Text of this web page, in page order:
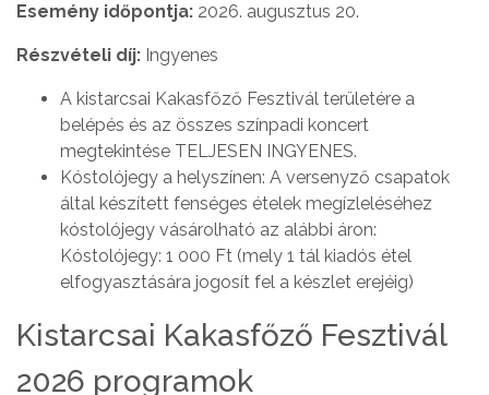
Esemény időpontja: 2026. augusztus 20.
Részvételi díj: Ingyenes
A kistarcsai Kakasfőző Fesztivál területére a
belépés és az összes színpadi koncert
megtekintése TELJESEN INGYENES.
Kóstolójegy a helyszínen: A versenyző csapatok
által készített fenséges ételek megízleléséhez
kóstolójegy vásárolható az alábbi áron:
Kóstolójegy: 1 000 Ft (mely 1 tál kiadós étel
elfogyasztására jogosít fel a készlet erejéig)
Kistarcsai Kakasfőző Fesztivál
2026 programok